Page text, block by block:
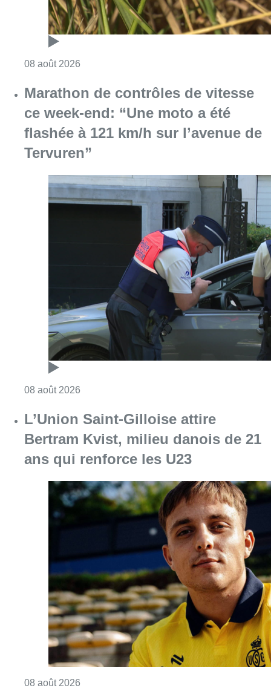
08 août 2026
Marathon de contrôles de vitesse
ce week-end: “Une moto a été
flashée à 121 km/h sur l’avenue de
Tervuren”
08 août 2026
L’Union Saint-Gilloise attire
Bertram Kvist, milieu danois de 21
ans qui renforce les U23
08 août 2026